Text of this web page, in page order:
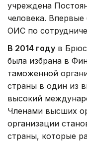
учреждена
человека.
ОИС по
В 2014 году в
была избрана в
таможенной
страны в один из
высокий
Членами высших
организации
страны, которые